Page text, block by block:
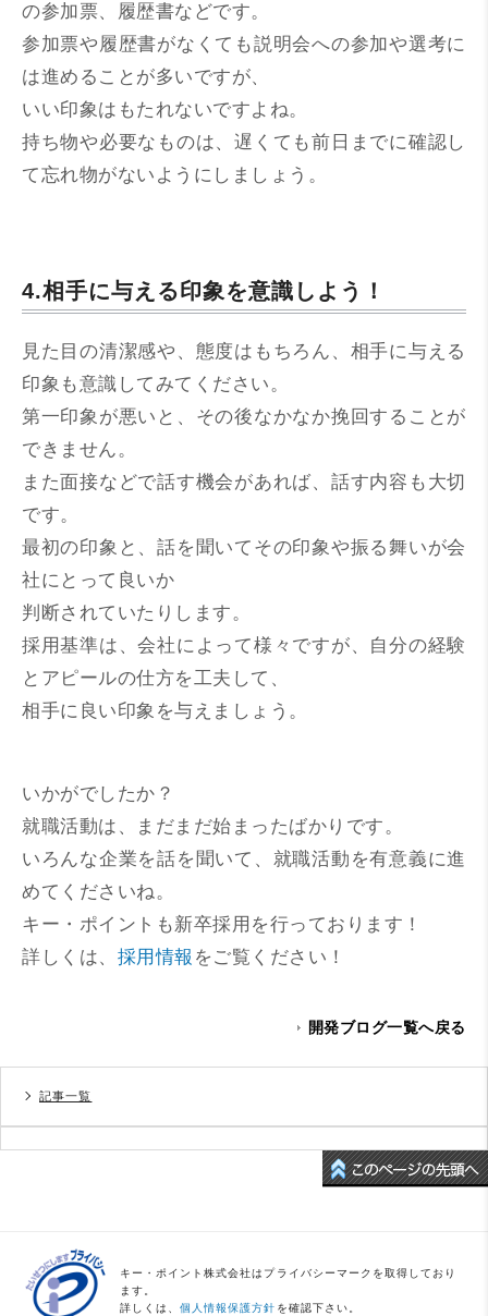
の参加票、履歴書などです。
参加票や履歴書がなくても説明会への参加や選考に
は進めることが多いですが、
いい印象はもたれないですよね。
持ち物や必要なものは、遅くても前日までに確認し
て忘れ物がないようにしましょう。
4.相手に与える印象を意識しよう！
見た目の清潔感や、態度はもちろん、相手に与える
印象も意識してみてください。
第一印象が悪いと、その後なかなか挽回することが
できません。
また面接などで話す機会があれば、話す内容も大切
です。
最初の印象と、話を聞いてその印象や振る舞いが会
社にとって良いか
判断されていたりします。
採用基準は、会社によって様々ですが、自分の経験
とアピールの仕方を工夫して、
相手に良い印象を与えましょう。
いかがでしたか？
就職活動は、まだまだ始まったばかりです。
いろんな企業を話を聞いて、就職活動を有意義に進
めてくださいね。
キー・ポイントも新卒採用を行っております！
詳しくは、 採用情報 をご覧ください！
開発ブログ一覧へ戻る
記事一覧
キー・ポイント株式会社はプライバシーマークを取得しており
ます。
詳しくは、個人情報保護方針 を確認下さい。